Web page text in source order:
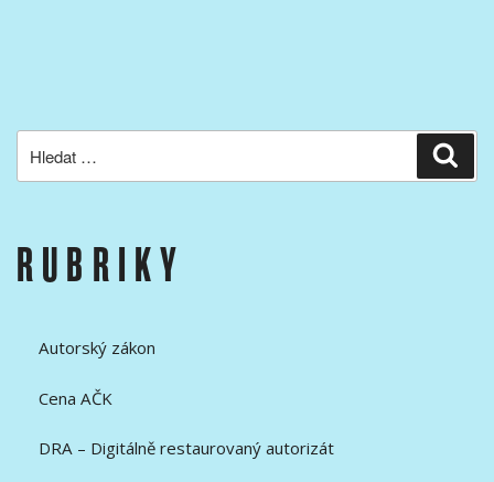
RUBRIKY
Autorský zákon
Cena AČK
DRA – Digitálně restaurovaný autorizát